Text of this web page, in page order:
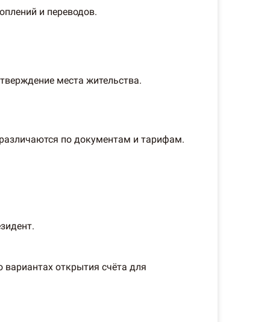
и переводов.
места жительства.
по документам и тарифам.
открытия счёта для